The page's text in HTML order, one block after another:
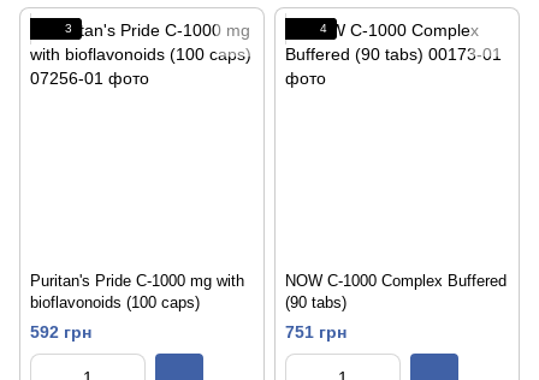
3
Puritan's Pride C-1000 mg with
bioflavonoids (100 caps)
592 грн
4
NOW C-1000 Complex Buffered
(90 tabs)
751 грн